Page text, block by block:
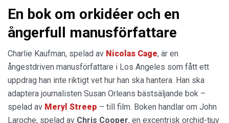
En bok om orkidéer och en
ångerfull manusförfattare
Charlie Kaufman, spelad av Nicolas Cage, är en
ångestdriven manusförfattare i Los Angeles som fått ett
uppdrag han inte riktigt vet hur han ska hantera. Han ska
adaptera journalisten Susan Orleans bästsäljande bok –
spelad av Meryl Streep – till film. Boken handlar om John
Laroche, spelad av Chris Cooper, en excentrisk orchid-tjuv